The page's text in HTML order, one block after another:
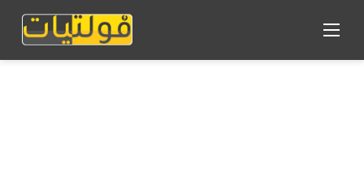
القائمة